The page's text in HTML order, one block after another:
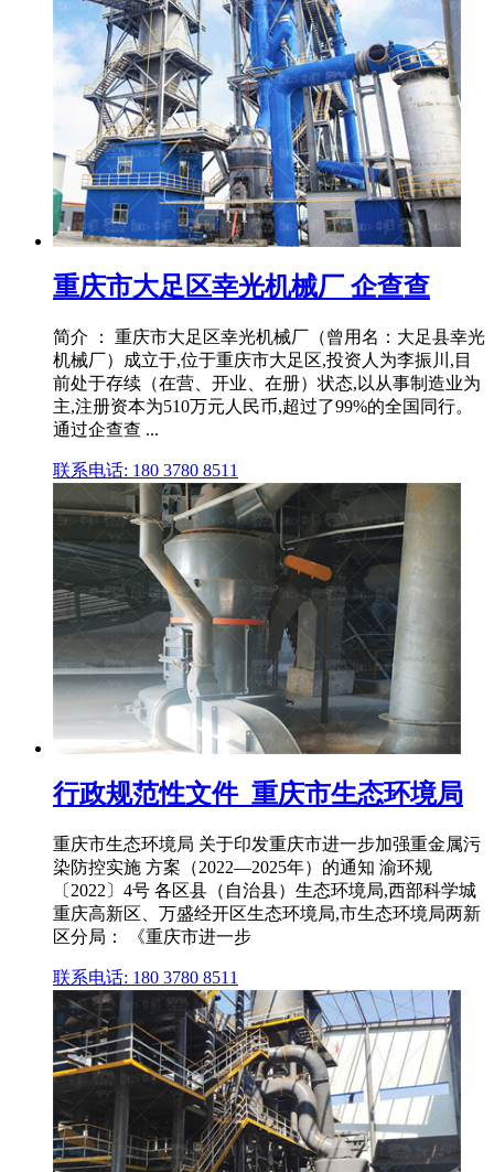
重庆市大足区幸光机械厂 企查查
简介 ： 重庆市大足区幸光机械厂（曾用名：大足县幸光
机械厂）成立于,位于重庆市大足区,投资人为李振川,目
前处于存续（在营、开业、在册）状态,以从事制造业为
主,注册资本为510万元人民币,超过了99%的全国同行。
通过企查查 ...
联系电话: 180 3780 8511
行政规范性文件_重庆市生态环境局
重庆市生态环境局 关于印发重庆市进一步加强重金属污
染防控实施 方案（2022—2025年）的通知 渝环规
〔2022〕4号 各区县（自治县）生态环境局,西部科学城
重庆高新区、万盛经开区生态环境局,市生态环境局两新
区分局： 《重庆市进一步
联系电话: 180 3780 8511